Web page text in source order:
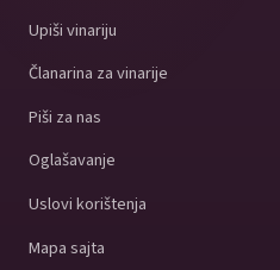
Upiši vinariju
Članarina za vinarije
Piši za nas
Oglašavanje
Uslovi korištenja
Mapa sajta